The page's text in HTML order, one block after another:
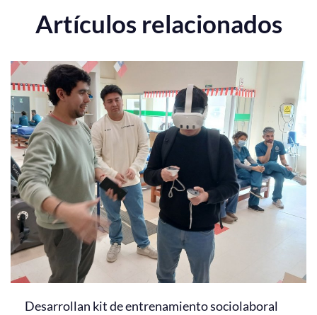
Artículos relacionados
Desarrollan kit de entrenamiento sociolaboral